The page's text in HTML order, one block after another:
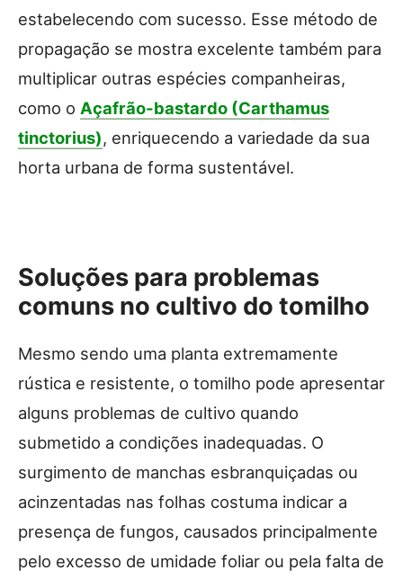
estabelecendo com sucesso. Esse método de
propagação se mostra excelente também para
multiplicar outras espécies companheiras,
como o Açafrão-bastardo (Carthamus
tinctorius), enriquecendo a variedade da sua
horta urbana de forma sustentável.
Soluções para problemas
comuns no cultivo do tomilho
Mesmo sendo uma planta extremamente
rústica e resistente, o tomilho pode apresentar
alguns problemas de cultivo quando
submetido a condições inadequadas. O
surgimento de manchas esbranquiçadas ou
acinzentadas nas folhas costuma indicar a
presença de fungos, causados principalmente
pelo excesso de umidade foliar ou pela falta de